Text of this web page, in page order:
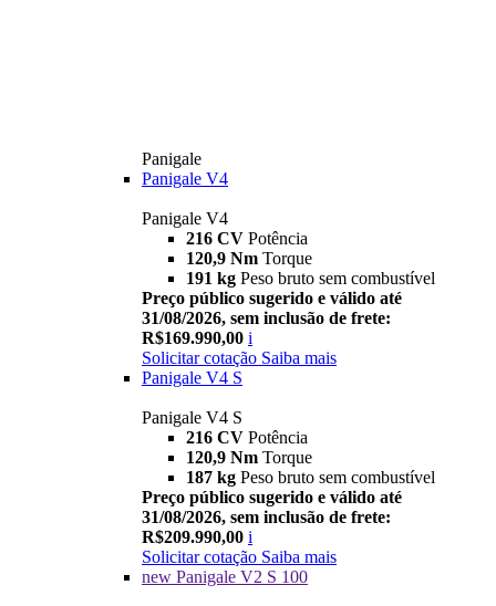
Panigale
Panigale V4
Panigale V4
216 CV Potência
120,9 Nm Torque
191 kg Peso bruto sem combustível
Preço público sugerido e válido até
31/08/2026, sem inclusão de frete:
R$169.990,00 i
Solicitar cotação Saiba mais
Panigale V4 S
Panigale V4 S
216 CV Potência
120,9 Nm Torque
187 kg Peso bruto sem combustível
Preço público sugerido e válido até
31/08/2026, sem inclusão de frete:
R$209.990,00 i
Solicitar cotação Saiba mais
new Panigale V2 S 100